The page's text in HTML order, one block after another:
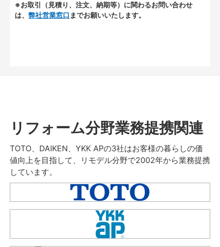
※お取引（見積り、注文、納期等）に関わるお問い合わせ
は、 弊社営業窓口 までお願いいたします。
リフォーム分野業務提携関連
TOTO、DAIKEN、YKK APの3社はお客様の暮らしの価
値向上を目指して、リモデル分野で2002年から業務提携
しています。